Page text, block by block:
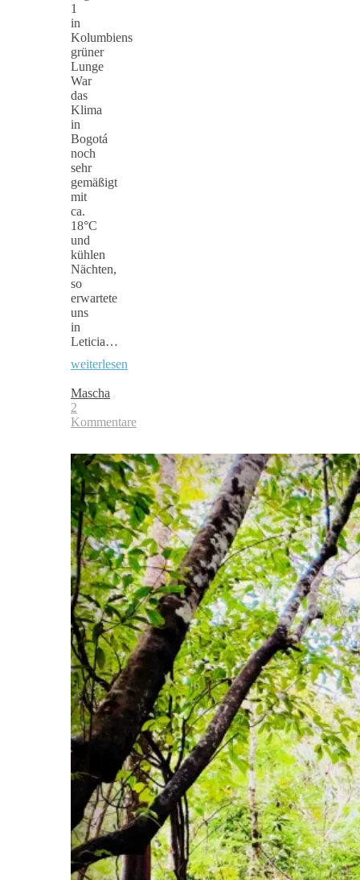
1
in
Kolumbiens
grüner
Lunge
War
das
Klima
in
Bogotá
noch
sehr
gemäßigt
mit
ca.
18°C
und
kühlen
Nächten,
so
erwartete
uns
in
Leticia…
weiterlesen
Mascha
2
Kommentare